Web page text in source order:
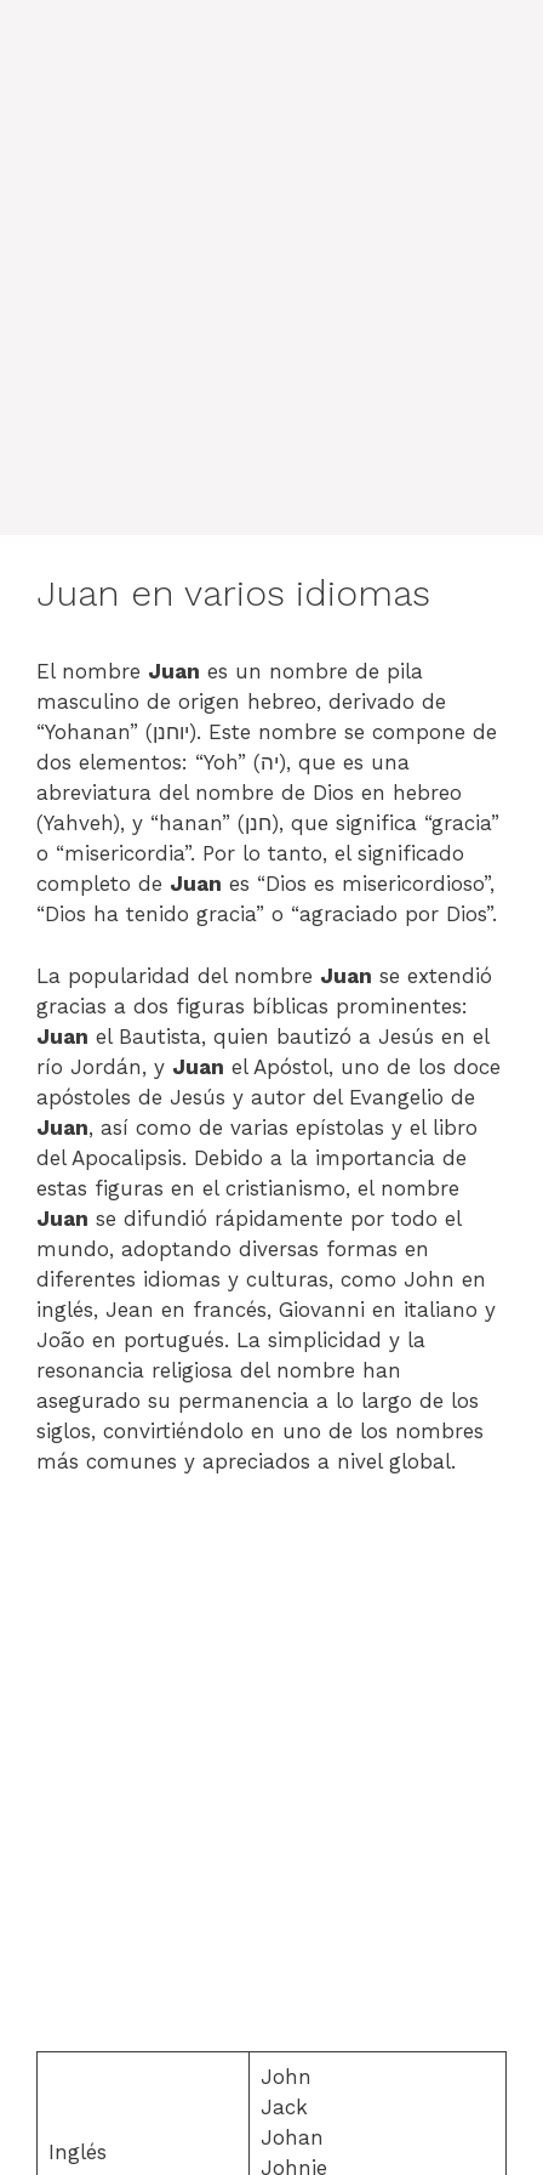
Juan en varios idiomas
El nombre Juan es un nombre de pila
masculino de origen hebreo, derivado de
“Yohanan” (יוחנן). Este nombre se compone de
dos elementos: “Yoh” (יה), que es una
abreviatura del nombre de Dios en hebreo
(Yahveh), y “hanan” (חנן), que significa “gracia”
o “misericordia”. Por lo tanto, el significado
completo de Juan es “Dios es misericordioso”,
“Dios ha tenido gracia” o “agraciado por Dios”.
La popularidad del nombre Juan se extendió
gracias a dos figuras bíblicas prominentes:
Juan el Bautista, quien bautizó a Jesús en el
río Jordán, y Juan el Apóstol, uno de los doce
apóstoles de Jesús y autor del Evangelio de
Juan, así como de varias epístolas y el libro
del Apocalipsis. Debido a la importancia de
estas figuras en el cristianismo, el nombre
Juan se difundió rápidamente por todo el
mundo, adoptando diversas formas en
diferentes idiomas y culturas, como John en
inglés, Jean en francés, Giovanni en italiano y
João en portugués. La simplicidad y la
resonancia religiosa del nombre han
asegurado su permanencia a lo largo de los
siglos, convirtiéndolo en uno de los nombres
más comunes y apreciados a nivel global.
Inglés
John
Jack
Johan
Johnie